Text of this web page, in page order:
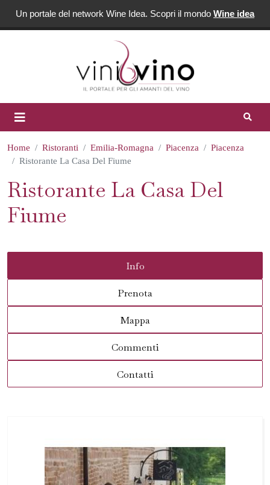
Un portale del network Wine Idea. Scopri il mondo Wine idea
Home Ristoranti Emilia-Romagna Piacenza
Piacenza
Ristorante La Casa Del Fiume
Ristorante La Casa Del
Fiume
Info
Prenota
Mappa
Commenti
Contatti